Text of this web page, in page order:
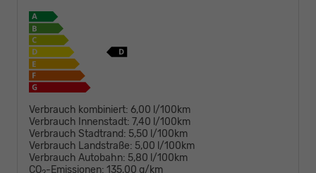
Verbrauch kombiniert: 6,00 l/100km
Verbrauch Innenstadt: 7,40 l/100km
Verbrauch Stadtrand: 5,50 l/100km
Verbrauch Landstraße: 5,00 l/100km
Verbrauch Autobahn: 5,80 l/100km
CO -Emissionen: 135,00 g/km